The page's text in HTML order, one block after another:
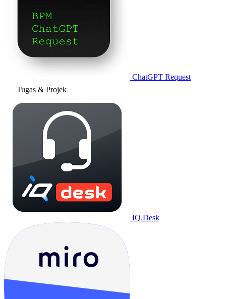
ChatGPT Request
Tugas & Projek
IQ.Desk